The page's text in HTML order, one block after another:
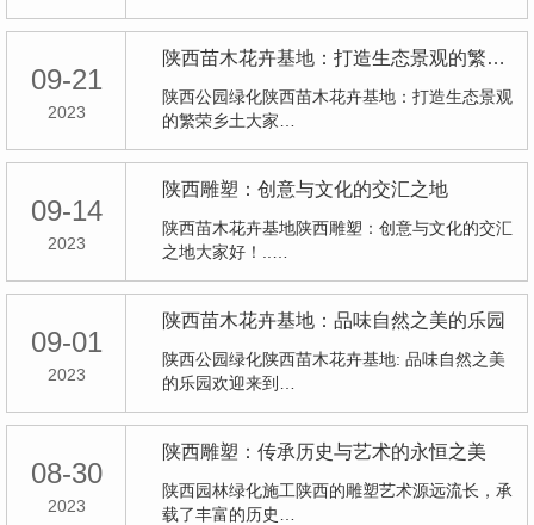
09-21
2023
陕西苗木花卉基地：打造生态景观的繁荣乡土
陕西公园绿化陕西苗木花卉基地：打造生态景观
的繁荣乡土大家…
09-14
2023
陕西雕塑：创意与文化的交汇之地
陕西苗木花卉基地陕西雕塑：创意与文化的交汇
之地大家好！..…
09-01
2023
陕西苗木花卉基地：品味自然之美的乐园
陕西公园绿化陕西苗木花卉基地: 品味自然之美
的乐园欢迎来到…
08-30
2023
陕西雕塑：传承历史与艺术的永恒之美
陕西园林绿化施工陕西的雕塑艺术源远流长，承
载了丰富的历史…